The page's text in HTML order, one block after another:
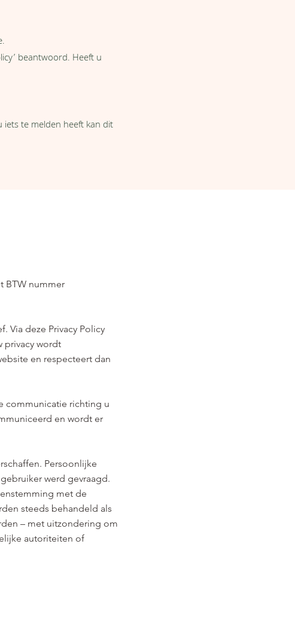
beantwoord. Heeft u
te melden heeft kan dit
BTW nummer
Via deze Privacy Policy
privacy wordt
en respecteert dan
communicatie richting u
en wordt er
Persoonlijke
werd gevraagd.
met de
steeds behandeld als
– met uitzondering om
autoriteiten of